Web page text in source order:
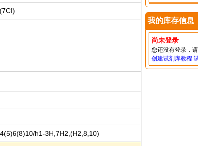
h1-3H,7H2,(H2,8,10)
我的库存信息
尚未登录
您还没有登录，
创建试剂库教程